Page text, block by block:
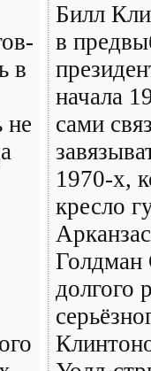
в
не
Билл
в
начала
сами
1970-х,
кресло
Голдман
долгого